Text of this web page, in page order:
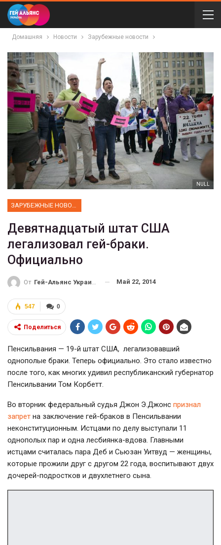
Домашняя Новости Зарубежные новости
NULL
ЗАРУБЕЖНЫЕ НОВОСТИ
Девятнадцатый штат США
легализовал гей-браки.
Официально
От Гей-Альянс Украина Май 22, 2014
0
547
Поделиться
Пенсильвания — 19-й штат США, легализовавший
однополые браки. Теперь официально. Это стало известно
после того, как многих удивил республиканский губернатор
Пенсильвании Том Корбетт.
Во вторник федеральный судья Джон Э.Джонс признал
запрет на заключение гей-браков в Пенсильвании
неконституционным. Истцами по делу выступали 11
однополых пар и одна лесбиянка-вдова. Главными
истцами считалась пара Деб и Сьюзан Уитвуд — женщины,
которые прожили друг с другом 22 года, воспитывают двух
дочерей-подростков и двухлетнего сына.